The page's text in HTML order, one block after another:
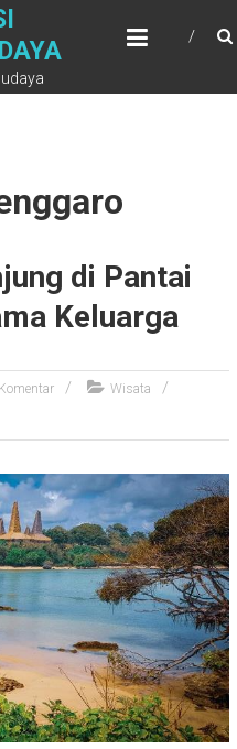
di Pantai
Keluarga
Wisata